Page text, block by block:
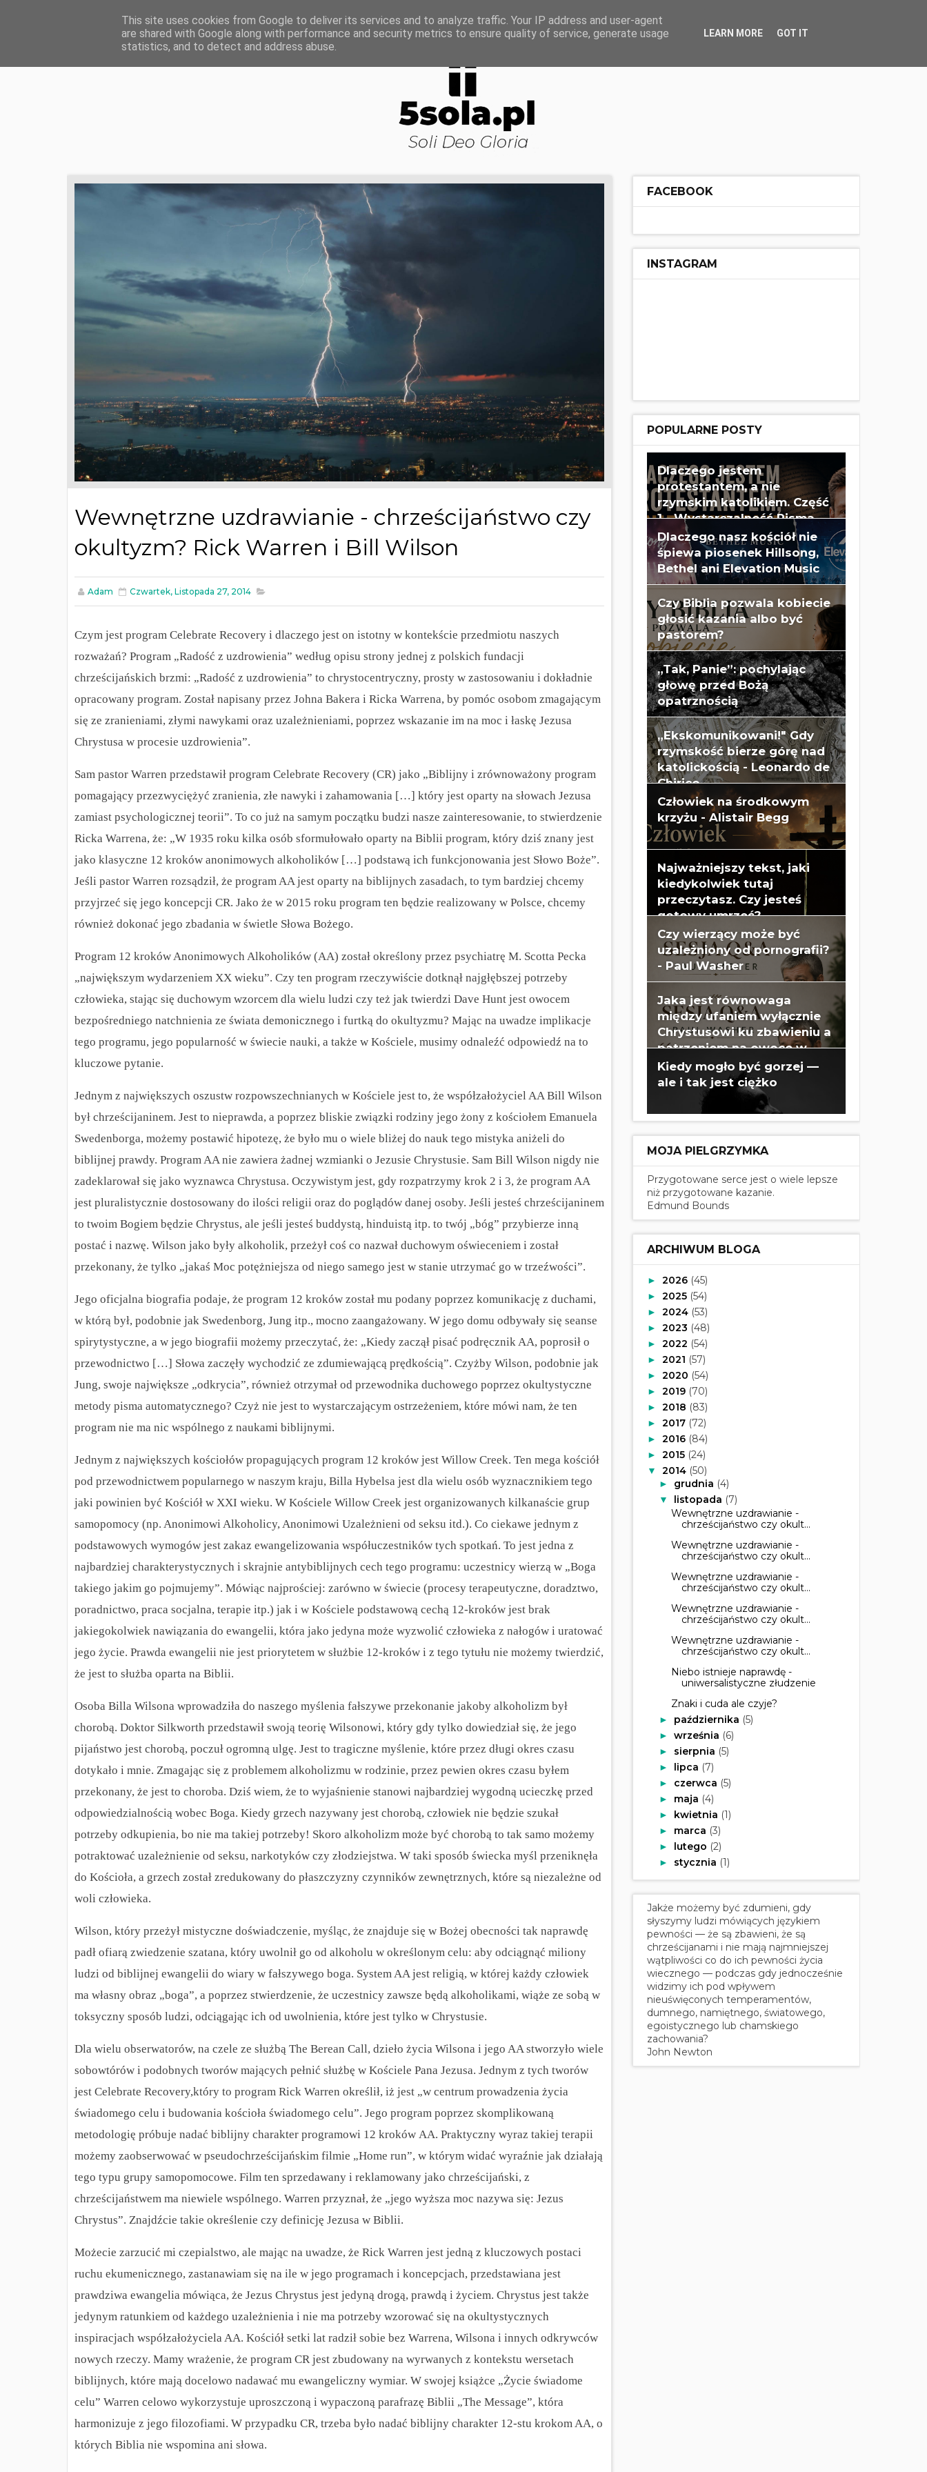
ŻYCIE CHRZEŚCIJAŃSKIE ZDROWA NAUKA DOJRZAŁOŚĆ DUCHOWA KOŚCIÓŁ INNE
Wewnętrzne uzdrawianie - chrześcijaństwo czy
okultyzm? Rick Warren i Bill Wilson
Adam Czwartek, Listopada 27, 2014
Czym jest program Celebrate Recovery i dlaczego jest on istotny w kontekście przedmiotu naszych
rozważań? Program „Radość z uzdrowienia” według opisu strony jednej z polskich fundacji
chrześcijańskich brzmi: „Radość z uzdrowienia” to chrystocentryczny, prosty w zastosowaniu i dokładnie
opracowany program. Został napisany przez Johna Bakera i Ricka Warrena, by pomóc osobom zmagającym
się ze zranieniami, złymi nawykami oraz uzależnieniami, poprzez wskazanie im na moc i łaskę Jezusa
Chrystusa w procesie uzdrowienia”.
Sam pastor Warren przedstawił program Celebrate Recovery (CR) jako „Biblijny i zrównoważony program
pomagający przezwyciężyć zranienia, złe nawyki i zahamowania […] który jest oparty na słowach Jezusa
zamiast psychologicznej teorii”. To co już na samym początku budzi nasze zainteresowanie, to stwierdzenie
Ricka Warrena, że: „W 1935 roku kilka osób sformułowało oparty na Biblii program, który dziś znany jest
jako klasyczne 12 kroków anonimowych alkoholików […] podstawą ich funkcjonowania jest Słowo Boże”.
Jeśli pastor Warren rozsądził, że program AA jest oparty na biblijnych zasadach, to tym bardziej chcemy
przyjrzeć się jego koncepcji CR. Jako że w 2015 roku program ten będzie realizowany w Polsce, chcemy
również dokonać jego zbadania w świetle Słowa Bożego.
Program 12 kroków Anonimowych Alkoholików (AA) został określony przez psychiatrę M. Scotta Pecka
„największym wydarzeniem XX wieku”. Czy ten program rzeczywiście dotknął najgłębszej potrzeby
człowieka, stając się duchowym wzorcem dla wielu ludzi czy też jak twierdzi Dave Hunt jest owocem
bezpośredniego natchnienia ze świata demonicznego i furtką do okultyzmu? Mając na uwadze implikacje
tego programu, jego popularność w świecie nauki, a także w Kościele, musimy odnaleźć odpowiedź na to
kluczowe pytanie.
Jednym z największych oszustw rozpowszechnianych w Kościele jest to, że współzałożyciel AA Bill Wilson
był chrześcijaninem. Jest to nieprawda, a poprzez bliskie związki rodziny jego żony z kościołem Emanuela
Swedenborga, możemy postawić hipotezę, że było mu o wiele bliżej do nauk tego mistyka aniżeli do
biblijnej prawdy. Program AA nie zawiera żadnej wzmianki o Jezusie Chrystusie. Sam Bill Wilson nigdy nie
zadeklarował się jako wyznawca Chrystusa. Oczywistym jest, gdy rozpatrzymy krok 2 i 3, że program AA
jest pluralistycznie dostosowany do ilości religii oraz do poglądów danej osoby. Jeśli jesteś chrześcijaninem
to twoim Bogiem będzie Chrystus, ale jeśli jesteś buddystą, hinduistą itp. to twój „bóg” przybierze inną
postać i nazwę. Wilson jako były alkoholik, przeżył coś co nazwał duchowym oświeceniem i został
przekonany, że tylko „jakaś Moc potężniejsza od niego samego jest w stanie utrzymać go w trzeźwości”.
Jego oficjalna biografia podaje, że program 12 kroków został mu podany poprzez komunikację z duchami,
w którą był, podobnie jak Swedenborg, Jung itp., mocno zaangażowany. W jego domu odbywały się seanse
spirytystyczne, a w jego biografii możemy przeczytać, że: „Kiedy zaczął pisać podręcznik AA, poprosił o
przewodnictwo […] Słowa zaczęły wychodzić ze zdumiewającą prędkością”. Czyżby Wilson, podobnie jak
Jung, swoje największe „odkrycia”, również otrzymał od przewodnika duchowego poprzez okultystyczne
metody pisma automatycznego? Czyż nie jest to wystarczającym ostrzeżeniem, które mówi nam, że ten
program nie ma nic wspólnego z naukami biblijnymi.
Jednym z największych kościołów propagujących program 12 kroków jest Willow Creek. Ten mega kościół
pod przewodnictwem popularnego w naszym kraju, Billa Hybelsa jest dla wielu osób wyznacznikiem tego
jaki powinien być Kościół w XXI wieku. W Kościele Willow Creek jest organizowanych kilkanaście grup
samopomocy (np. Anonimowi Alkoholicy, Anonimowi Uzależnieni od seksu itd.). Co ciekawe jednym z
podstawowych wymogów jest zakaz ewangelizowania współuczestników tych spotkań. To jest jedna z
najbardziej charakterystycznych i skrajnie antybiblijnych cech tego programu: uczestnicy wierzą w „Boga
takiego jakim go pojmujemy”. Mówiąc najprościej: zarówno w świecie (procesy terapeutyczne, doradztwo,
poradnictwo, praca socjalna, terapie itp.) jak i w Kościele podstawową cechą 12-kroków jest brak
jakiegokolwiek nawiązania do ewangelii, która jako jedyna może wyzwolić człowieka z nałogów i uratować
jego życie. Prawda ewangelii nie jest priorytetem w służbie 12-kroków i z tego tytułu nie możemy twierdzić,
że jest to służba oparta na Biblii.
Osoba Billa Wilsona wprowadziła do naszego myślenia fałszywe przekonanie jakoby alkoholizm był
chorobą. Doktor Silkworth przedstawił swoją teorię Wilsonowi, który gdy tylko dowiedział się, że jego
pijaństwo jest chorobą, poczuł ogromną ulgę. Jest to tragiczne myślenie, które przez długi okres czasu
dotykało i mnie. Zmagając się z problemem alkoholizmu w rodzinie, przez pewien okres czasu byłem
przekonany, że jest to choroba. Dziś wiem, że to wyjaśnienie stanowi najbardziej wygodną ucieczkę przed
odpowiedzialnością wobec Boga. Kiedy grzech nazywany jest chorobą, człowiek nie będzie szukał
potrzeby odkupienia, bo nie ma takiej potrzeby! Skoro alkoholizm może być chorobą to tak samo możemy
potraktować uzależnienie od seksu, narkotyków czy złodziejstwa. W taki sposób świecka myśl przeniknęła
do Kościoła, a grzech został zredukowany do płaszczyzny czynników zewnętrznych, które są niezależne od
woli człowieka.
Wilson, który przeżył mistyczne doświadczenie, myśląc, że znajduje się w Bożej obecności tak naprawdę
padł ofiarą zwiedzenie szatana, który uwolnił go od alkoholu w określonym celu: aby odciągnąć miliony
ludzi od biblijnej ewangelii do wiary w fałszywego boga. System AA jest religią, w której każdy człowiek
ma własny obraz „boga”, a poprzez stwierdzenie, że uczestnicy zawsze będą alkoholikami, wiąże ze sobą w
toksyczny sposób ludzi, odciągając ich od uwolnienia, które jest tylko w Chrystusie.
Dla wielu obserwatorów, na czele ze służbą The Berean Call, dzieło życia Wilsona i jego AA stworzyło wiele
sobowtórów i podobnych tworów mających pełnić służbę w Kościele Pana Jezusa. Jednym z tych tworów
jest Celebrate Recovery,który to program Rick Warren określił, iż jest „w centrum prowadzenia życia
świadomego celu i budowania kościoła świadomego celu”. Jego program poprzez skomplikowaną
metodologię próbuje nadać biblijny charakter programowi 12 kroków AA. Praktyczny wyraz takiej terapii
możemy zaobserwować w pseudochrześcijańskim filmie „Home run”, w którym widać wyraźnie jak działają
tego typu grupy samopomocowe. Film ten sprzedawany i reklamowany jako chrześcijański, z
chrześcijaństwem ma niewiele wspólnego. Warren przyznał, że „jego wyższa moc nazywa się: Jezus
Chrystus”. Znajdźcie takie określenie czy definicję Jezusa w Biblii.
Możecie zarzucić mi czepialstwo, ale mając na uwadze, że Rick Warren jest jedną z kluczowych postaci
ruchu ekumenicznego, zastanawiam się na ile w jego programach i koncepcjach, przedstawiana jest
prawdziwa ewangelia mówiąca, że Jezus Chrystus jest jedyną drogą, prawdą i życiem. Chrystus jest także
jedynym ratunkiem od każdego uzależnienia i nie ma potrzeby wzorować się na okultystycznych
inspiracjach współzałożyciela AA. Kościół setki lat radził sobie bez Warrena, Wilsona i innych odkrywców
nowych rzeczy. Mamy wrażenie, że program CR jest zbudowany na wyrwanych z kontekstu wersetach
biblijnych, które mają docelowo nadawać mu ewangeliczny wymiar. W swojej książce „Życie świadome
celu” Warren celowo wykorzystuje uproszczoną i wypaczoną parafrazę Biblii „The Message”, która
harmonizuje z jego filozofiami. W przypadku CR, trzeba było nadać biblijny charakter 12-stu krokom AA, o
których Biblia nie wspomina ani słowa.
FACEBOOK
INSTAGRAM
POPULARNE POSTY
Dlaczego jestem
protestantem, a nie
rzymskim katolikiem. Część
1 - Wystarczalność Pisma
Świętego - Wes Huff
Dlaczego nasz kościół nie
śpiewa piosenek Hillsong,
Bethel ani Elevation Music
Czy Biblia pozwala kobiecie
głosić kazania albo być
pastorem?
„Tak, Panie”: pochylając
głowę przed Bożą
opatrznością
„Ekskomunikowani!" Gdy
rzymskość bierze górę nad
katolickością - Leonardo de
Chirico
Człowiek na środkowym
krzyżu - Alistair Begg
Najważniejszy tekst, jaki
kiedykolwiek tutaj
przeczytasz. Czy jesteś
gotowy umrzeć?
Czy wierzący może być
uzależniony od pornografii?
- Paul Washer
Jaka jest równowaga
między ufaniem wyłącznie
Chrystusowi ku zbawieniu a
patrzeniem na owoce w
swoim życiu? - Paul Washer
Kiedy mogło być gorzej —
ale i tak jest ciężko
MOJA PIELGRZYMKA
Przygotowane serce jest o wiele lepsze
niż przygotowane kazanie.
Edmund Bounds
ARCHIWUM BLOGA
► 2026 (45)
► 2025 (54)
► 2024 (53)
► 2023 (48)
► 2022 (54)
► 2021 (57)
► 2020 (54)
► 2019 (70)
► 2018 (83)
► 2017 (72)
► 2016 (84)
► 2015 (24)
▼ 2014 (50)
► grudnia (4)
▼ listopada (7)
Wewnętrzne uzdrawianie -
chrześcijaństwo czy okult...
Wewnętrzne uzdrawianie -
chrześcijaństwo czy okult...
Wewnętrzne uzdrawianie -
chrześcijaństwo czy okult...
Wewnętrzne uzdrawianie -
chrześcijaństwo czy okult...
Wewnętrzne uzdrawianie -
chrześcijaństwo czy okult...
Niebo istnieje naprawdę -
uniwersalistyczne złudzenie
Znaki i cuda ale czyje?
► października (5)
► września (6)
► sierpnia (5)
► lipca (7)
► czerwca (5)
► maja (4)
► kwietnia (1)
► marca (3)
► lutego (2)
► stycznia (1)
Jakże możemy być zdumieni, gdy
słyszymy ludzi mówiących językiem
pewności — że są zbawieni, że są
chrześcijanami i nie mają najmniejszej
wątpliwości co do ich pewności życia
wiecznego — podczas gdy jednocześnie
widzimy ich pod wpływem
nieuświęconych temperamentów,
dumnego, namiętnego, światowego,
egoistycznego lub chamskiego
zachowania?
John Newton
This site uses cookies from Google to deliver its services and to analyze traffic. Your IP address and user-agent
are shared with Google along with performance and security metrics to ensure quality of service, generate usage
statistics, and to detect and address abuse.
LEARN MORE GOT IT